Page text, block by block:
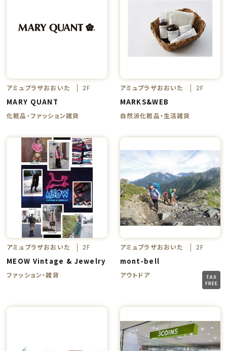
アミュプラザおおいた 2F
MARY QUANT
化粧品・ファッション雑貨
アミュプラザおおいた 2F
MARKS&WEB
自然派化粧品・生活雑貨
アミュプラザおおいた 2F
MEOW Vintage & Jewelry
ファッション・雑貨
アミュプラザおおいた 2F
mont-bell
アウトドア